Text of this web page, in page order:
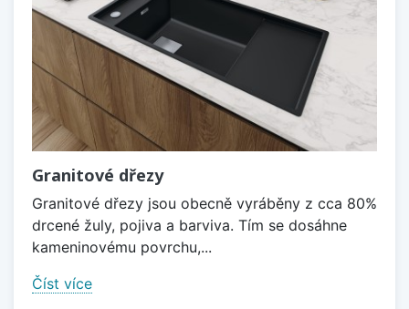
Granitové dřezy
Granitové dřezy jsou obecně vyráběny z cca 80%
drcené žuly, pojiva a barviva. Tím se dosáhne
kameninovému povrchu,...
Číst více